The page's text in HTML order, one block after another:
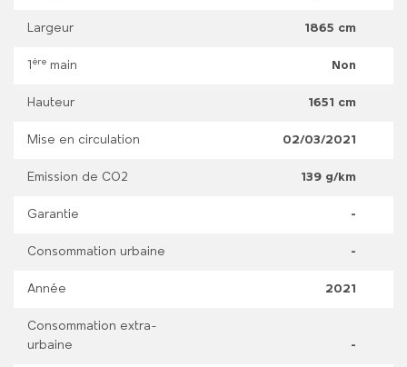
Largeur 1865 cm
1ère main Non
Hauteur 1651 cm
Mise en circulation 02/03/2021
Emission de CO2 139 g/km
Garantie -
Consommation urbaine -
Année 2021
Consommation extra-
urbaine
-